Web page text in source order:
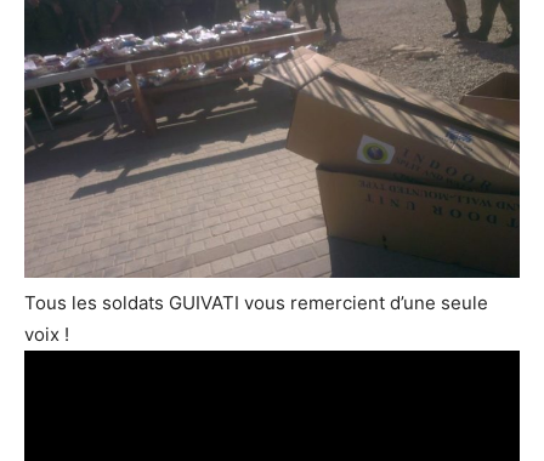
Tous les soldats GUIVATI vous remercient d’une seule
voix !